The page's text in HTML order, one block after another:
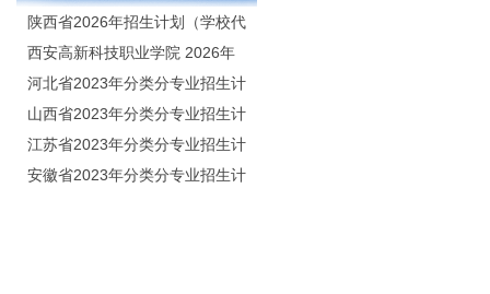
赛中喜获佳绩
陕西省2026年招生计划（学校代
码：8103）
西安高新科技职业学院 2026年
招生章程
河北省2023年分类分专业招生计
划（院校代号：1889）
山西省2023年分类分专业招生计
划（院校代号：5560）
江苏省2023年分类分专业招生计
划（院校代号：8931）
安徽省2023年分类分专业招生计